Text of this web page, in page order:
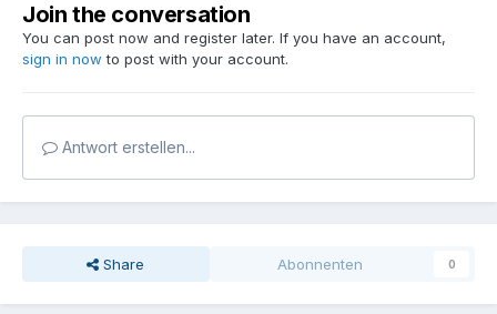
Join the conversation
You can post now and register later. If you have an account,
sign in now to post with your account.
Antwort erstellen...
Share Abonnenten 0